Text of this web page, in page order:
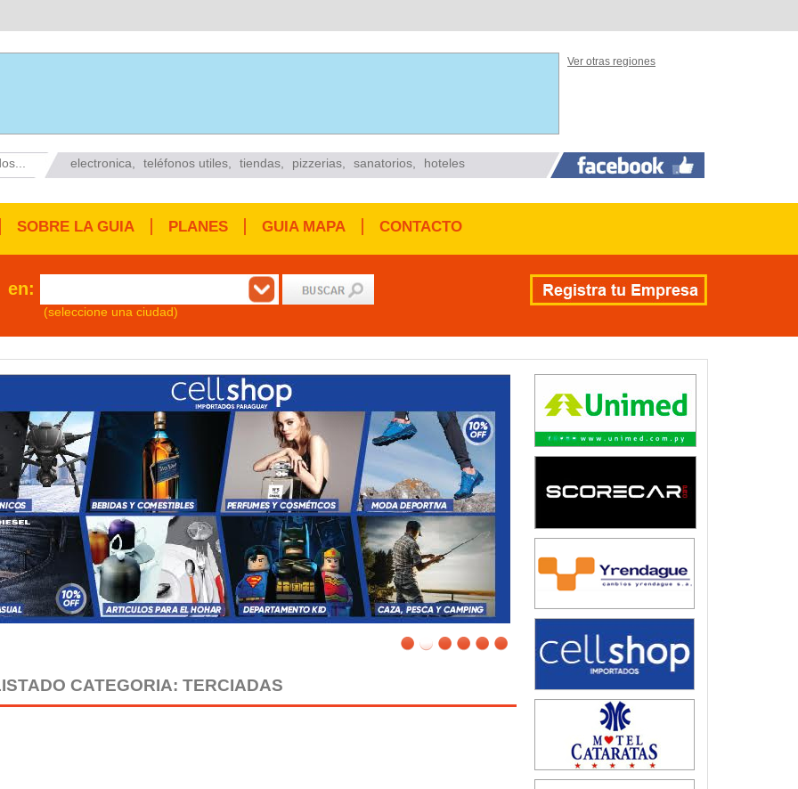
Ver otras regiones
electronica teléfonos utiles tiendas pizzerias sanatorios hoteles
SOBRE LA GUIA PLANES GUIA MAPA CONTACTO
en:
(seleccione una ciudad)
CATEGORIA: TERCIADAS